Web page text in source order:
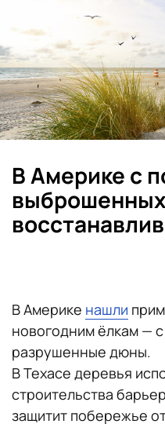
В Америке с
В Америке нашли
новогодним ёлкам —
разрушенные дюны.
В Техасе деревья
строительства
защитит побережье